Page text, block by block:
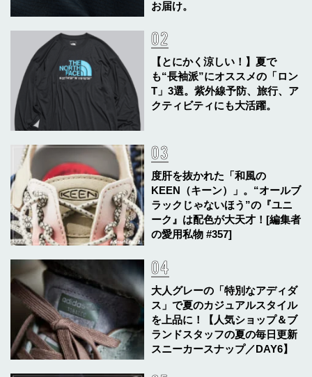
お届け。
【とにかく涼しい！】夏で
も“長袖派”にオススメの「ロン
T」3選。紫外線予防、旅行、ア
クティビティにも大活躍。
度肝を抜かれた「和風の
KEEN（キーン）」。“オールブ
ラックじゃないほう”の『ユニ
ーク』は配色が大天才！[編集者
の愛用私物 #357]
大人グレーの「特別なアディダ
ス」で夏のカジュアルスタイル
を上品に！【人気ショップ＆ブ
ランドスタッフの夏の毎日更新
スニーカースナップ／DAY6】